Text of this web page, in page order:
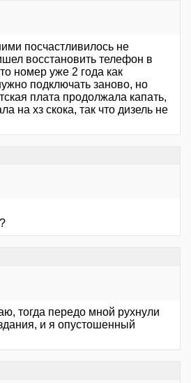
посчастливилось не
восстановить телефон в
номер уже 2 года как
подключать заново, но
плата продолжала капать,
на хз скока, так что дизель не
тогда передо мной рухнули
и я опустошенный